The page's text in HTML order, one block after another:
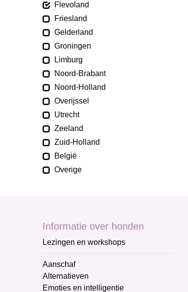
Flevoland
Friesland
Gelderland
Groningen
Limburg
Noord-Brabant
Noord-Holland
Overijssel
Utrecht
Zeeland
Zuid-Holland
België
Overige
Informatie over honden
Lezingen en workshops
Aanschaf
Alternatieven
Emoties en intelligentie